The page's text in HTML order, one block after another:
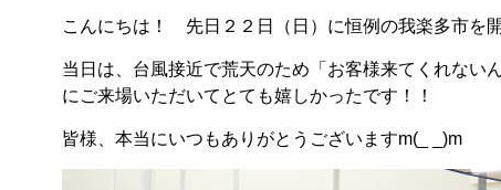
こんにちは！ 先日２２日（日）に恒例の我楽多市を
当日は、台風接近で荒天のため「お客様来てくれない
にご来場いただいてとても嬉しかったです！！
皆様、本当にいつもありがとうございますm(_ _)m